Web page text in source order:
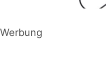
Werbung